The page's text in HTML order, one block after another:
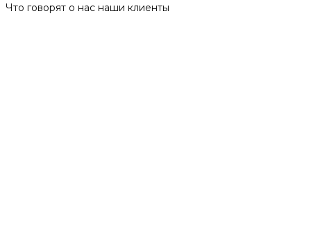
Что говорят о нас наши клиенты